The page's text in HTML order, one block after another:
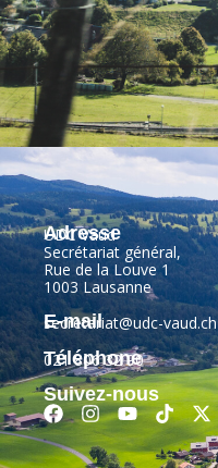
Adresse
UDC Vaud
Secrétariat général,
Rue de la Louve 1
1003 Lausanne
E-mail
secretariat@udc-vaud.ch
Téléphone
021 806 32 90
Suivez-nous